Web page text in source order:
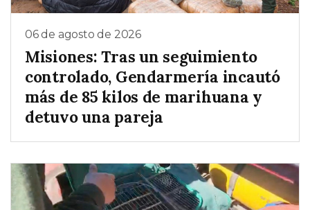
06 de agosto de 2026
Misiones: Tras un seguimiento
controlado, Gendarmería incautó
más de 85 kilos de marihuana y
detuvo una pareja